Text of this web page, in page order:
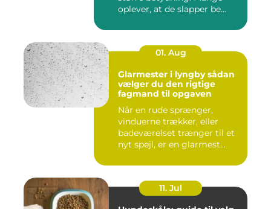
oplever, at de slapper be...
01. Aug
Glarmester i lyngby sådan
vælger du den rigtige
fagmand til opgaven
Når en rude sprænger,
vinduerne trækker, eller
badeværelset trænger til et
nyt spejl, er en glarmest...
11. Jul